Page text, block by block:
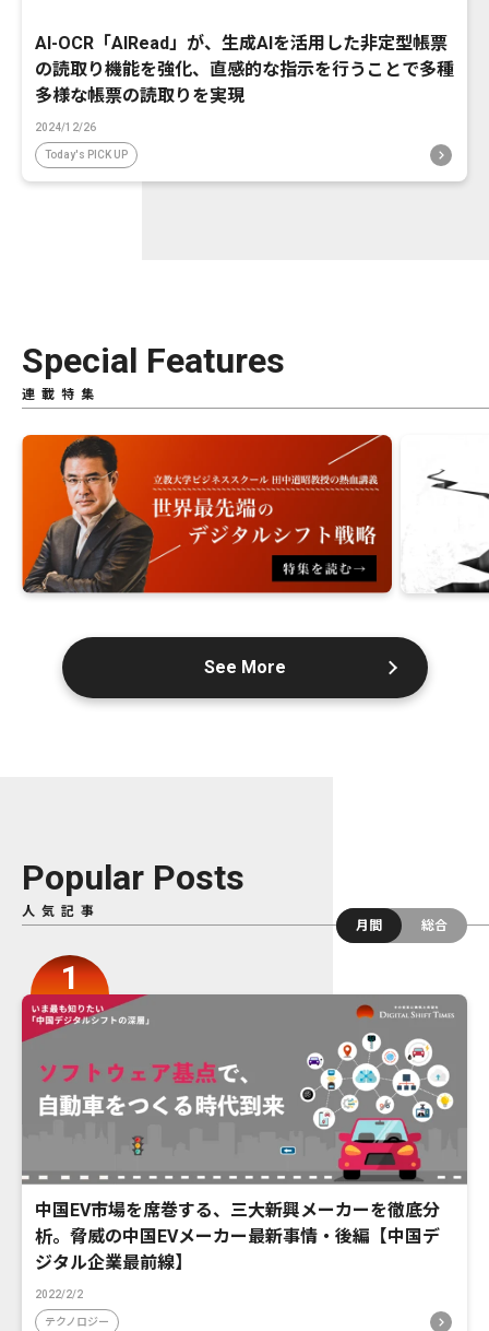
AI-OCR「AIRead」が、生成AIを活用した非定型帳票
の読取り機能を強化、直感的な指示を行うことで多種
多様な帳票の読取りを実現
2024/12/26
Today's PICK UP
Special Features
連載特集
See More
Popular Posts
人気記事
月間
総合
中国EV市場を席巻する、三大新興メーカーを徹底分
析。脅威の中国EVメーカー最新事情・後編【中国デ
ジタル企業最前線】
2022/2/2
テクノロジー